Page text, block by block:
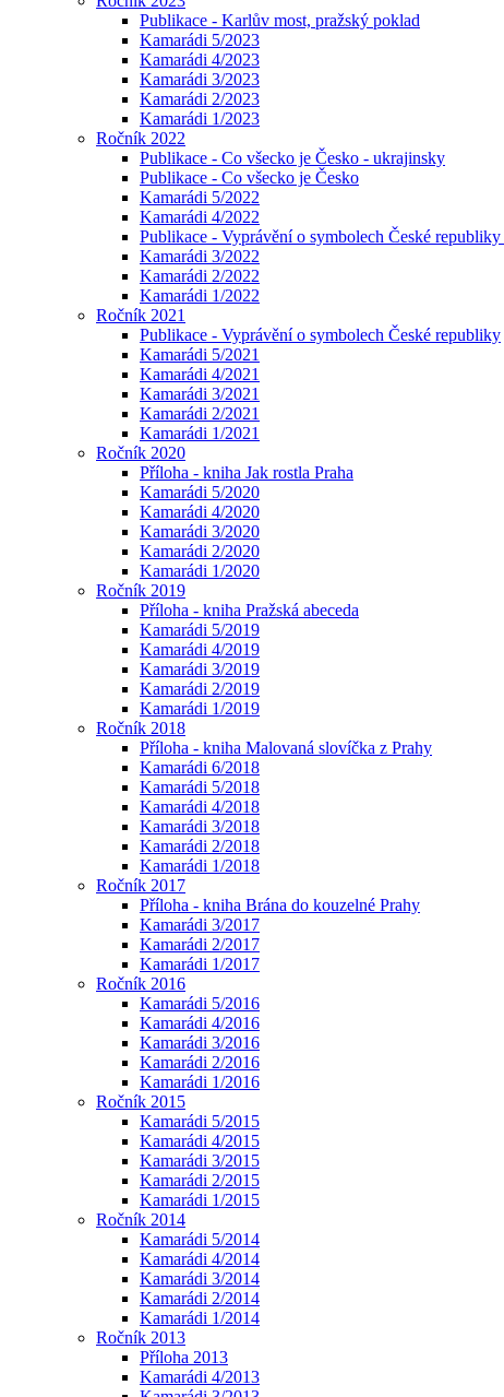
Publikace - Karlův most, pražský poklad
Kamarádi 5/2023
Kamarádi 4/2023
Kamarádi 3/2023
Kamarádi 2/2023
Kamarádi 1/2023
Ročník 2022
Publikace - Co všecko je Česko - ukrajinsky
Publikace - Co všecko je Česko
Kamarádi 5/2022
Kamarádi 4/2022
Publikace - Vyprávění o symbolech České
Kamarádi 3/2022
Kamarádi 2/2022
Kamarádi 1/2022
Ročník 2021
Publikace - Vyprávění o symbolech České republiky
Kamarádi 5/2021
Kamarádi 4/2021
Kamarádi 3/2021
Kamarádi 2/2021
Kamarádi 1/2021
Ročník 2020
Příloha - kniha Jak rostla Praha
Kamarádi 5/2020
Kamarádi 4/2020
Kamarádi 3/2020
Kamarádi 2/2020
Kamarádi 1/2020
Ročník 2019
Příloha - kniha Pražská abeceda
Kamarádi 5/2019
Kamarádi 4/2019
Kamarádi 3/2019
Kamarádi 2/2019
Kamarádi 1/2019
Ročník 2018
Příloha - kniha Malovaná slovíčka z Prahy
Kamarádi 6/2018
Kamarádi 5/2018
Kamarádi 4/2018
Kamarádi 3/2018
Kamarádi 2/2018
Kamarádi 1/2018
Ročník 2017
Příloha - kniha Brána do kouzelné Prahy
Kamarádi 3/2017
Kamarádi 2/2017
Kamarádi 1/2017
Ročník 2016
Kamarádi 5/2016
Kamarádi 4/2016
Kamarádi 3/2016
Kamarádi 2/2016
Kamarádi 1/2016
Ročník 2015
Kamarádi 5/2015
Kamarádi 4/2015
Kamarádi 3/2015
Kamarádi 2/2015
Kamarádi 1/2015
Ročník 2014
Kamarádi 5/2014
Kamarádi 4/2014
Kamarádi 3/2014
Kamarádi 2/2014
Kamarádi 1/2014
Ročník 2013
Příloha 2013
Kamarádi 4/2013